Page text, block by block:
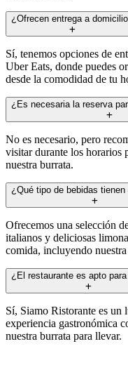
¿Ofrecen entrega a
Sí, tenemos opciones de
Uber Eats, donde puedes
desde la comodidad de tu
¿Es necesaria la reserva
No es necesario, pero
visitar durante los horarios
nuestra burrata.
¿Qué tipo de bebidas
Ofrecemos una selección
italianos y deliciosas
comida, incluyendo
¿El restaurante es apto
Sí, Siamo Ristorante es un
experiencia gastronómica
nuestra burrata para llevar.